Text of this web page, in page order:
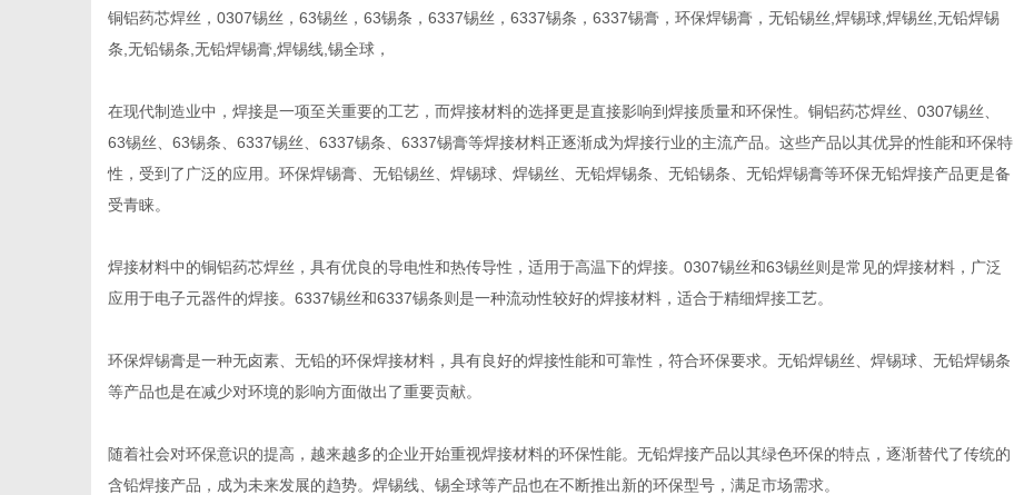
铜铝药芯焊丝，0307锡丝，63锡丝，63锡条，6337锡丝，6337锡条，6337锡膏，环保焊锡膏，无铅锡丝,焊锡球,焊锡丝,无铅焊锡
条,无铅锡条,无铅焊锡膏,焊锡线,锡全球，
在现代制造业中，焊接是一项至关重要的工艺，而焊接材料的选择更是直接影响到焊接质量和环保性。铜铝药芯焊丝、0307锡丝、
63锡丝、63锡条、6337锡丝、6337锡条、6337锡膏等焊接材料正逐渐成为焊接行业的主流产品。这些产品以其优异的性能和环保特
性，受到了广泛的应用。环保焊锡膏、无铅锡丝、焊锡球、焊锡丝、无铅焊锡条、无铅锡条、无铅焊锡膏等环保无铅焊接产品更是备
受青睐。
焊接材料中的铜铝药芯焊丝，具有优良的导电性和热传导性，适用于高温下的焊接。0307锡丝和63锡丝则是常见的焊接材料，广泛
应用于电子元器件的焊接。6337锡丝和6337锡条则是一种流动性较好的焊接材料，适合于精细焊接工艺。
环保焊锡膏是一种无卤素、无铅的环保焊接材料，具有良好的焊接性能和可靠性，符合环保要求。无铅焊锡丝、焊锡球、无铅焊锡条
等产品也是在减少对环境的影响方面做出了重要贡献。
随着社会对环保意识的提高，越来越多的企业开始重视焊接材料的环保性能。无铅焊接产品以其绿色环保的特点，逐渐替代了传统的
含铅焊接产品，成为未来发展的趋势。焊锡线、锡全球等产品也在不断推出新的环保型号，满足市场需求。